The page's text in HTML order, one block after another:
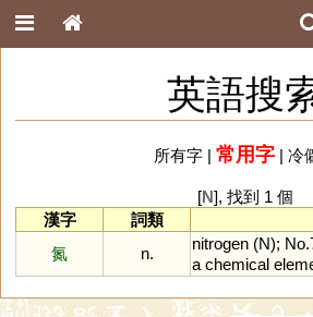
英語搜
所有字| 常用字| 冷
[N], 找到 1 個
漢字
詞類
氮
n.
nitrogen (N); No.
a chemical